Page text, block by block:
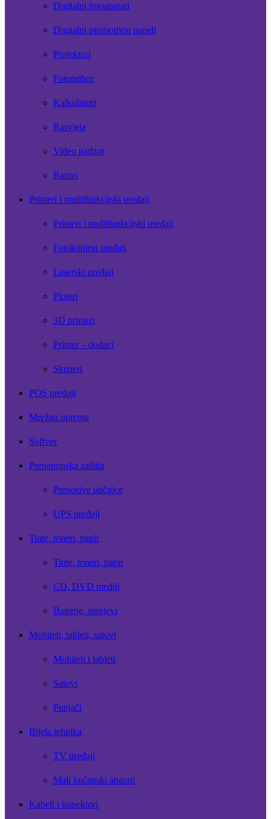
Digitalni fotoaparati
Digitalni promotivni paneli
Projektori
Fotopribor
Kalkulatori
Rasvjeta
Video nadzor
Razno
Printeri i multifunkcijski uređaji
Printeri i multifunkcijski uređaji
Fotokopirni uređaji
Laserski uređaji
Ploteri
3D printeri
Printer – dodaci
Skeneri
POS uređaji
Mrežna oprema
Softver
Prenaponska zaštita
Prenosive utičnice
UPS uređaji
Tinte, toneri, papir
Tinte, toneri, papir
CD, DVD mediji
Baterije, sprejevi
Mobiteli, tableti, satovi
Mobiteli i tableti
Satovi
Punjači
Bijela tehnika
TV uređaji
Mali kućanski aparati
Kabeli i konektori